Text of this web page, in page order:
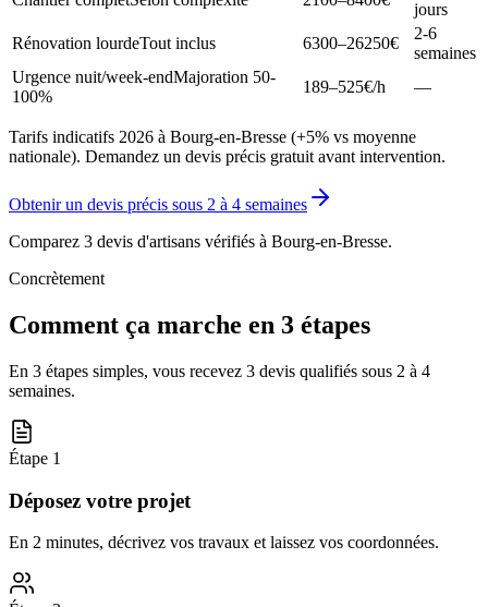
jours
Rénovation lourdeTout inclus 6300–26250€
2-6
semaines
Urgence nuit/week-endMajoration 50-
100%
189–525€/h —
Tarifs indicatifs 2026 à Bourg-en-Bresse (+5% vs moyenne
nationale). Demandez un devis précis gratuit avant intervention.
Obtenir un devis précis sous 2 à 4 semaines
Comparez 3 devis d'artisans vérifiés à Bourg-en-Bresse.
Concrètement
Comment ça marche en 3 étapes
En 3 étapes simples, vous recevez 3 devis qualifiés sous 2 à 4
semaines.
Étape 1
Déposez votre projet
En 2 minutes, décrivez vos travaux et laissez vos coordonnées.